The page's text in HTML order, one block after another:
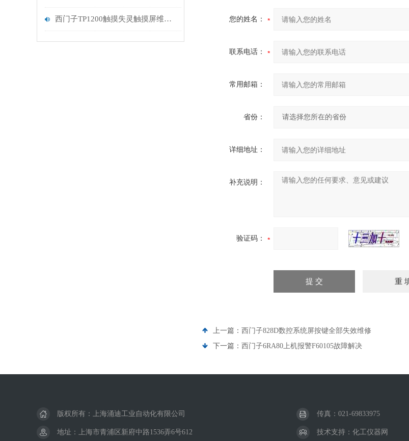
西门子TP1200触摸失灵触摸屏维修排查 您的姓名：
联系电话：
常用邮箱：
省份：
详细地址：
补充说明：
验证码：
上一篇： 西门子828D数控系统屏按键全部失效维修
下一篇： 西门子6RA80上机报警F60105故障解决
版权所有：上海涌迪工业自动化有限公司 传真：021-69833975
地址：上海市青浦区新府中路1536弄6号612 技术支持： 化工仪器网